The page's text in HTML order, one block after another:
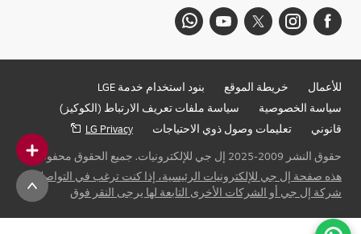
للأعمال خريطة الموقع
بنود استخدام خدمة LGE
سياسة الخصوصية
سياسة ملفات تعريف الارتباط (الكوكيز)
قانوني
تعليمات وصول ذوي الاحتياجات
LG Privacy
حقوق النشر 2009-2025 إل جي للإلكترونيات. جميع الحقوق محفوظة
هذه صفحة إل جي للإلكترونيات الرئيسية، إذا كنت ترغب في التواصل مع
شركة إل جي أو الشركات الأخرى التابعة لها يرجى النقر فوق